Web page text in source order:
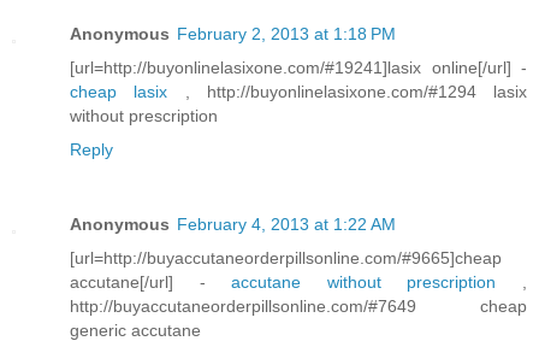
Anonymous February 2, 2013 at 1:18 PM
[url=http://buyonlinelasixone.com/#19241]lasix online[/url] -
cheap lasix , http://buyonlinelasixone.com/#1294 lasix
without prescription
Reply
Anonymous February 4, 2013 at 1:22 AM
[url=http://buyaccutaneorderpillsonline.com/#9665]cheap
accutane[/url] -accutane without prescription
http://buyaccutaneorderpillsonline.com/#7649 cheap
generic accutane